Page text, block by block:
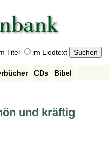
Titel im Liedtext
CDs
Bibel
und kräftig